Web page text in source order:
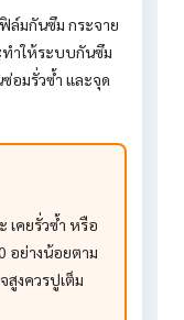
ล์มกันซึม กระจาย
ทำให้ระบบกันซึม
อมรั่วซ้ำ และจุด
เคยรั่วซ้ำ หรือ
อย่างน้อยตาม
สูงควรปูเต็ม